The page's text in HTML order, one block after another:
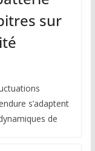
sur
s’adaptent
de